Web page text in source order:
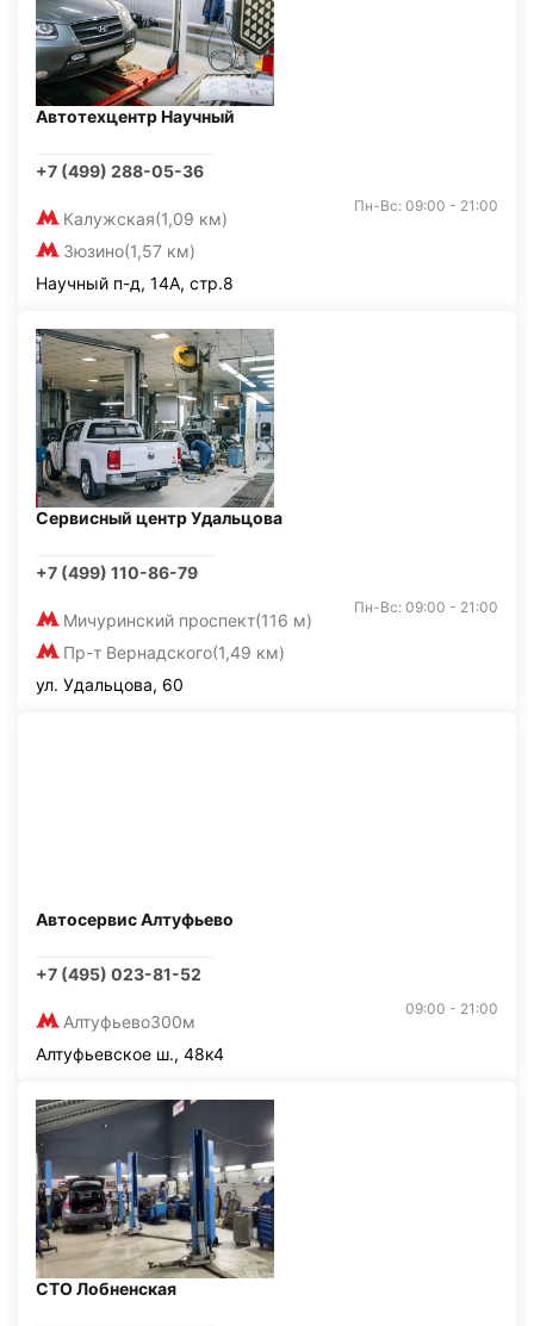
Автотехцентр Научный
+7 (499) 288-05-36
Калужская(1,09 км)
Зюзино(1,57 км)
Пн-Вс: 09:00 - 21:00
Научный п-д, 14А, стр.8
Сервисный центр Удальцова
+7 (499) 110-86-79
Мичуринский проспект(116 м)
Пр-т Вернадского(1,49 км)
Пн-Вс: 09:00 - 21:00
ул. Удальцова, 60
Автосервис Алтуфьево
+7 (495) 023-81-52
Алтуфьево300м
09:00 - 21:00
Алтуфьевское ш., 48к4
СТО Лобненская